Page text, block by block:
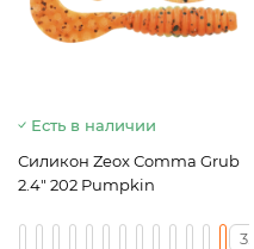
Есть в наличии
Силикон Zeox Сomma Grub
2.4" 202 Pumpkin
3.4